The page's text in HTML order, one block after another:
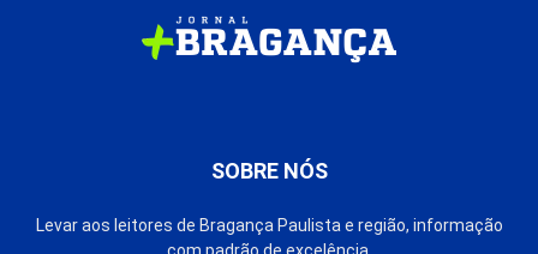
SOBRE NÓS
Levar aos leitores de Bragança Paulista e região, informação